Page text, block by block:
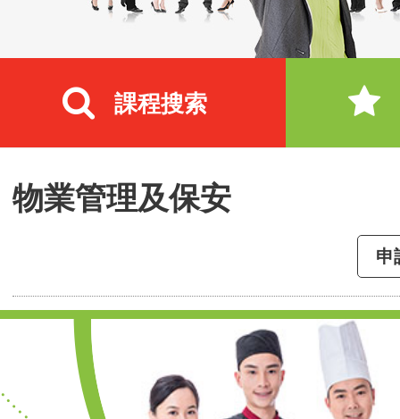
課程搜索
物業管理及保安
申